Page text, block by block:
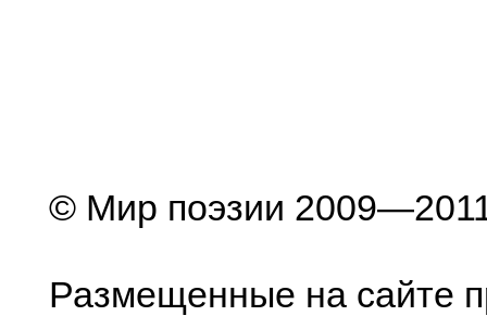
© Мир поэзии
Размещенные на сайте